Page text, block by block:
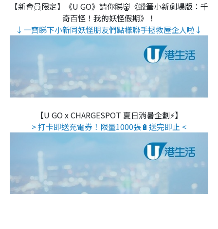
【新會員限定】《U GO》請你睇👹《蠟筆小新劇場版：千
奇百怪！我的妖怪假期》！
↓一齊睇下小新同妖怪朋友們點樣聯手拯救屋企人啦↓
【U GO x CHARGESPOT 夏日消暑企劃⚡】
> 打卡即送充電券！限量1000張🔋送完即止 <